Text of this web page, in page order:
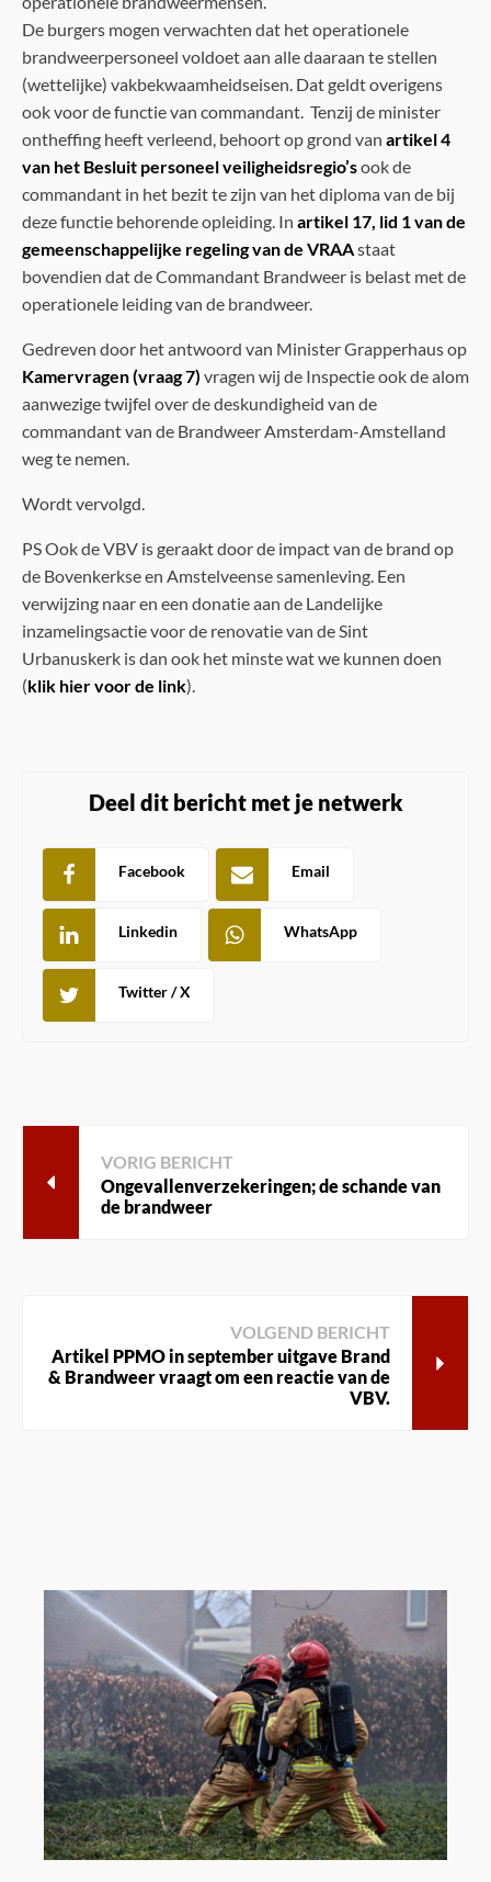
De burgers mogen verwachten dat het operationele
brandweerpersoneel voldoet aan alle daaraan te stellen
(wettelijke) vakbekwaamheidseisen. Dat geldt overigens
ook voor de functie van commandant. Tenzij de minister
ontheffing heeft verleend, behoort op grond van artikel 4
van het Besluit personeel veiligheidsregio’sook de
commandant in het bezit te zijn van het diploma van de bij
deze functie behorende opleiding. In artikel 17, lid 1 van de
gemeenschappelijke regeling van de VRAAstaat
bovendien dat de Commandant Brandweer is belast met de
operationele leiding van de brandweer.
Gedreven door het antwoord van Minister Grapperhaus op
Kamervragen (vraag 7) vragen wij de Inspectie ook de alom
aanwezige twijfel over de deskundigheid van de
commandant van de Brandweer Amsterdam-Amstelland
weg te nemen.
Wordt vervolgd.
PS Ook de VBV is geraakt door de impact van de brand op
de Bovenkerkse en Amstelveense samenleving. Een
verwijzing naar en een donatie aan de Landelijke
inzamelingsactie voor de renovatie van de Sint
Urbanuskerk is dan ook het minste wat we kunnen doen
(klik hier voor de link).
Deel dit bericht met je netwerk
Twitter / X
Facebook Email
Linkedin WhatsApp
VORIG BERICHT
Ongevallenverzekeringen; de schande van
de brandweer
VOLGEND BERICHT
Artikel PPMO in september uitgave Brand
& Brandweer vraagt om een reactie van de
VBV.